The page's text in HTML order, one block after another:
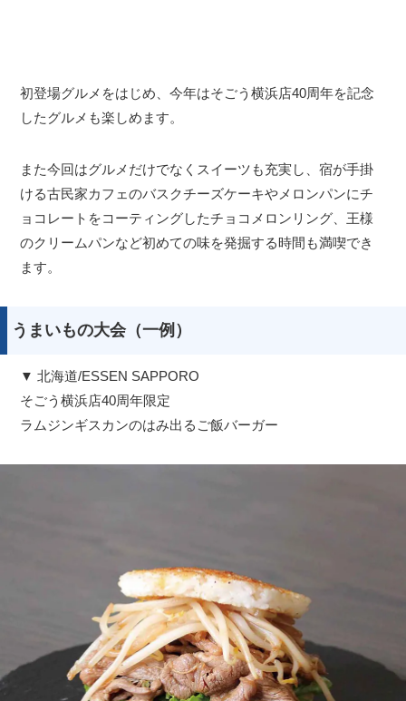
初登場グルメをはじめ、今年はそごう横浜店40周年を記念
したグルメも楽しめます。
また今回はグルメだけでなくスイーツも充実し、宿が手掛
ける古民家カフェのバスクチーズケーキやメロンパンにチ
ョコレートをコーティングしたチョコメロンリング、王様
のクリームパンなど初めての味を発掘する時間も満喫でき
ます。
うまいもの大会（一例）
▼ 北海道/ESSEN SAPPORO
そごう横浜店40周年限定
ラムジンギスカンのはみ出るご飯バーガー